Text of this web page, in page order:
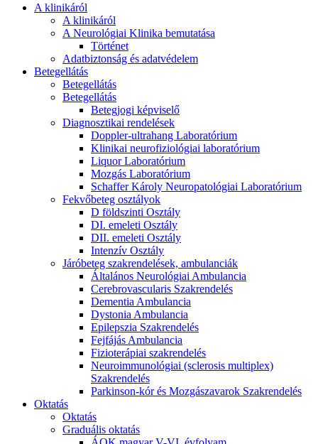
A klinikáról
A klinikáról
A Neurológiai Klinika bemutatása
Történet
Adatbiztonság és adatvédelem
Betegellátás
Betegellátás
Betegellátás
Betegjogi képviselő
Diagnosztikai rendelések
Doppler-ultrahang Laboratórium
Klinikai neurofiziológiai laboratórium
Liquor Laboratórium
Mozgás Laboratórium
Schaffer Károly Neuropatológiai Laboratórium
Fekvőbeteg osztályok
D földszinti Osztály
DI. emeleti Osztály
DII. emeleti Osztály
Intenzív Osztály
Járóbeteg szakrendelések, ambulanciák
Általános Neurológiai Ambulancia
Cerebrovascularis Szakrendelés
Dementia Ambulancia
Dystonia Ambulancia
Epilepszia Szakrendelés
Fejfájás Ambulancia
Fizioterápiai szakrendelés
Neuroimmunológiai (sclerosis multiplex)
Szakrendelés
Parkinson-kór és Mozgászavarok Szakrendelés
Oktatás
Oktatás
Graduális oktatás